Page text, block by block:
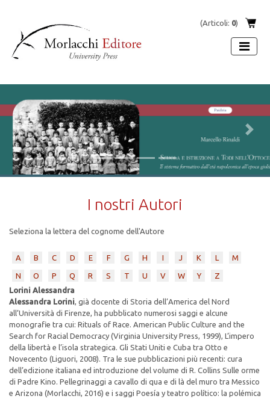
(Articoli: 0)
Previous Next
I nostri Autori
Seleziona la lettera del cognome dell'Autore
A B C D E F G H I J K L M
N O P Q R S T U V W Y
Z
Lorini Alessandra
Alessandra Lorini, già docente di Storia dell’America del Nord
all’Università di Firenze, ha pubblicato numerosi saggi e alcune
monografie tra cui: Rituals of Race. American Public Culture and the
Search for Racial Democracy (Virginia University Press, 1999), L’impero
della libertà e l’isola strategica. Gli Stati Uniti e Cuba tra Otto e
Novecento (Liguori, 2008). Tra le sue pubblicazioni più recenti: cura
dell’edizione italiana ed introduzione del volume di R. Collins Sulle orme
di Padre Kino. Pellegrinaggi a cavallo di qua e di là del muro tra Messico
e Arizona (Morlacchi, 2016) e i saggi Poesía y teatro político: la polémica